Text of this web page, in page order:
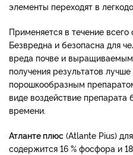
элементы переходят в
Применяется в течение
Безвредна и безопасна для
вреда почве и
получения результатов
порошкообразным
виде воздействие
времени.
Атланте плюс (Atlante Pius)
содержится 16 % фосфора и